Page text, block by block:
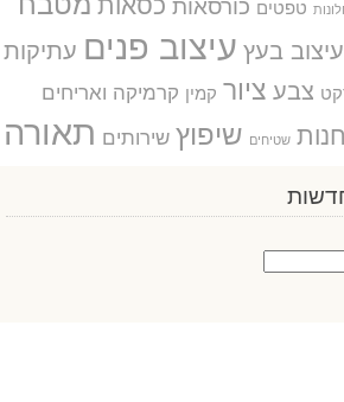
טפטים כורסאות כסאות
עיצוב בעץ עיצוב פנים עתיקות
צבע ציור קמין קרמיקה ואריחים
שטיחים שיפוץ שירותים תאורה